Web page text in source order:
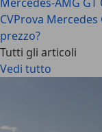
CVProva Mercedes
prezzo?
Tutti gli articoli
Vedi tutto